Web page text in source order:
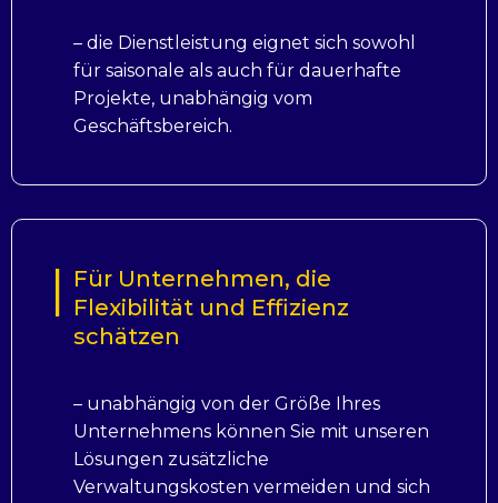
– die Dienstleistung eignet sich sowohl
für saisonale als auch für dauerhafte
Projekte, unabhängig vom
Geschäftsbereich.
Für Unternehmen, die
Flexibilität und Effizienz
schätzen
– unabhängig von der Größe Ihres
Unternehmens können Sie mit unseren
Lösungen zusätzliche
Verwaltungskosten vermeiden und sich